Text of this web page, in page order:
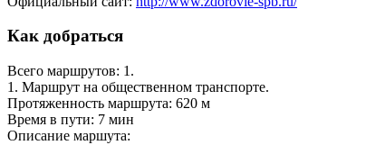
Как добраться
Всего маршрутов: 1.
1. Маршрут на общественном транспорте.
Протяженность маршрута: 620 м
Время в пути: 7 мин
Описание маршута: